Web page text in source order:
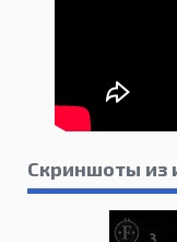
Скриншоты из